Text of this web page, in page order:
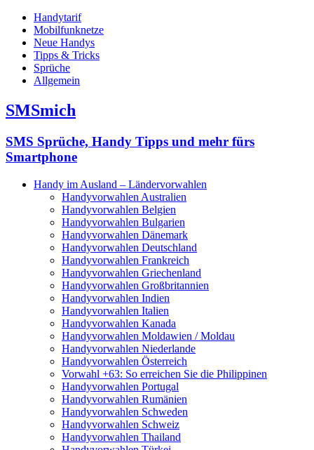
Handytarif
Mobilfunknetze
Neue Handys
Tipps & Tricks
Sprüche
Allgemein
SMSmich
SMS Sprüche, Handy Tipps und mehr fürs
Smartphone
Handy im Ausland – Ländervorwahlen
Handyvorwahlen Australien
Handyvorwahlen Belgien
Handyvorwahlen Bulgarien
Handyvorwahlen Dänemark
Handyvorwahlen Deutschland
Handyvorwahlen Frankreich
Handyvorwahlen Griechenland
Handyvorwahlen Großbritannien
Handyvorwahlen Indien
Handyvorwahlen Italien
Handyvorwahlen Kanada
Handyvorwahlen Moldawien / Moldau
Handyvorwahlen Niederlande
Handyvorwahlen Österreich
Vorwahl +63: So erreichen Sie die Philippinen
Handyvorwahlen Portugal
Handyvorwahlen Rumänien
Handyvorwahlen Schweden
Handyvorwahlen Schweiz
Handyvorwahlen Thailand